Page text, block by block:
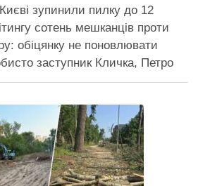
зупинили пилку до 12
сотень мешканців проти
обіцянку не поновлювати
заступник Кличка, Петро
налагодити комунікацію
ту частину озеленення,
поки невідомо На Теремках у …